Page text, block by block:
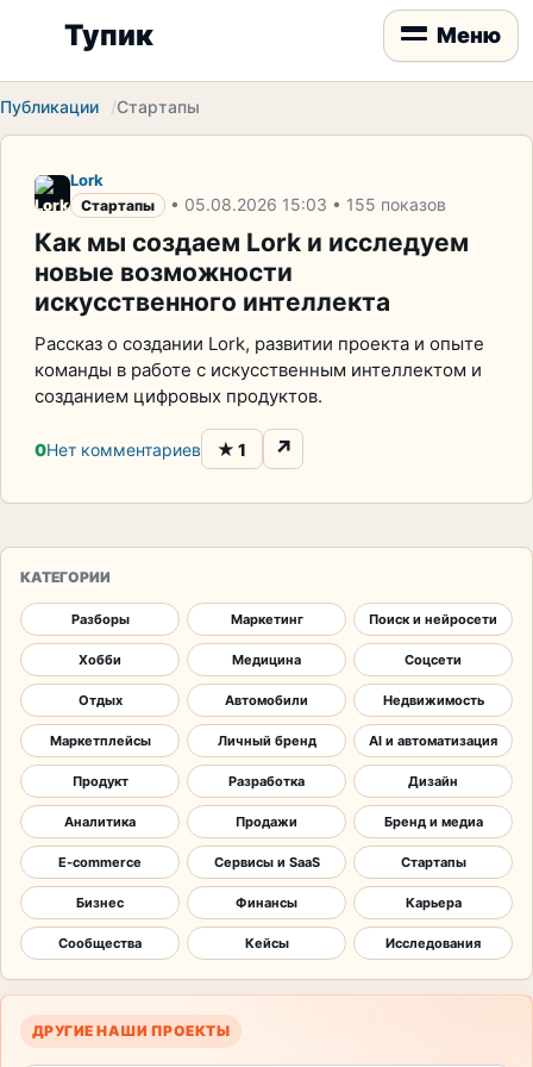
Тупик Меню
Публикации Стартапы
Lork
Стартапы • 05.08.2026 15:03 • 155 показов
Как мы создаем Lork и исследуем
новые возможности
искусственного интеллекта
Рассказ о создании Lork, развитии проекта и опыте
команды в работе с искусственным интеллектом и
созданием цифровых продуктов.
0Нет комментариев ★ 1 ↗
КАТЕГОРИИ
Разборы Маркетинг Поиск и нейросети
Хобби Медицина Соцсети
Отдых Автомобили Недвижимость
Маркетплейсы Личный бренд AI и автоматизация
Продукт Разработка Дизайн
Аналитика Продажи Бренд и медиа
E-commerce Сервисы и SaaS Стартапы
Бизнес Финансы Карьера
Сообщества Кейсы Исследования
ДРУГИЕ НАШИ ПРОЕКТЫ